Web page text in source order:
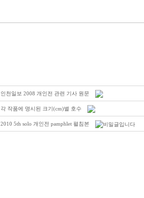
인천일보 2008 개인전 관련 기사 원문
각 작품에 명시된 크기(cm)별 호수
2010 5th solo 개인전 pamphlet 펼침본